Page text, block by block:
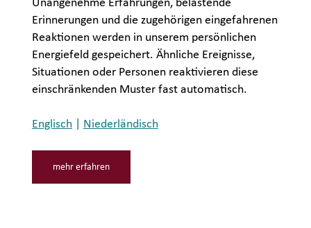
Unangenehme Erfahrungen, belastende
Erinnerungen und die zugehörigen eingefahrenen
Reaktionen werden in unserem persönlichen
Energiefeld gespeichert. Ähnliche Ereignisse,
Situationen oder Personen reaktivieren diese
einschränkenden Muster fast automatisch.
Englisch| Niederländisch
mehr erfahren